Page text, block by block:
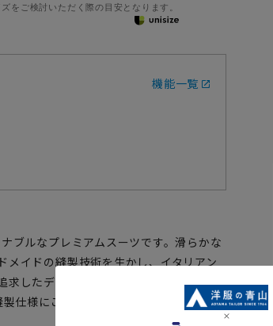
をご検討いただく際の目安となります。
機能一覧
ブルなプレミアムスーツです。滑らかな
メイドの縫製技術を生かし、イタリアン
求したデザイン。着心地と軽さを追求し
仕様にこだわり、より快適な着心地を実